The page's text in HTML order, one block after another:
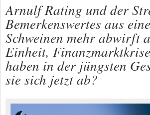
Arnulf Rating und der
Bemerkenswertes aus
Schweinen mehr abwirft
Einheit,
haben in der jüngsten
sie sich jetzt ab?